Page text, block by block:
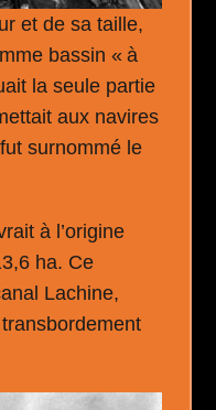
et de sa taille,
bassin « à
la seule partie
aux navires
surnommé le
à l’origine
ha. Ce
Lachine,